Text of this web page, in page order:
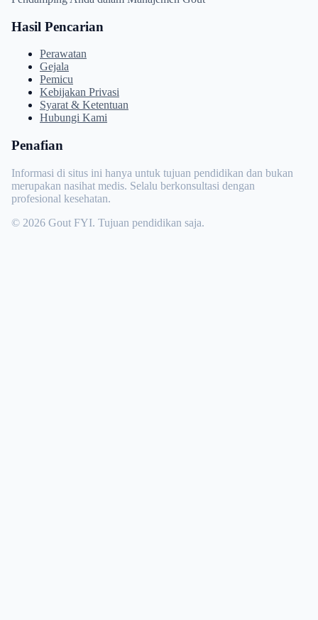
Hasil Pencarian
Perawatan
Gejala
Pemicu
Kebijakan Privasi
Syarat & Ketentuan
Hubungi Kami
Penafian
Informasi di situs ini hanya untuk tujuan pendidikan dan bukan
merupakan nasihat medis. Selalu berkonsultasi dengan
profesional kesehatan.
© 2026 Gout FYI. Tujuan pendidikan saja.